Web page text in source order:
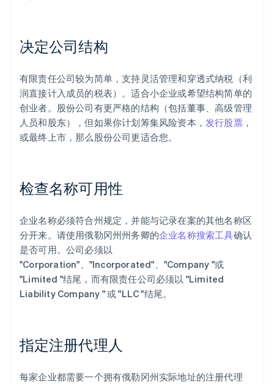
决定公司结构
有限责任公司较为简单，支持灵活管理和穿透式纳税（利
润直接计入成员的税表）。适合小企业或希望结构简单的
创业者。股份公司有更严格的结构（包括董事、高级管理
人员和股东），但如果你计划筹集风险资本， 发行股票，
或最终上市，那么股份公司更适合您。
检查名称可用性
企业名称必须符合州规定，并能与记录在案的其他名称区
分开来。请使用俄勒冈州州务卿的企业名称搜索工具确认
是否可用。公司必须以
"Corporation"、"Incorporated"、"Company "或
"Limited "结尾，而有限责任公司必须以 "Limited
Liability Company " 或 "LLC "结尾。
指定注册代理人
每家企业都需要一个拥有俄勒冈州实际地址的注册代理